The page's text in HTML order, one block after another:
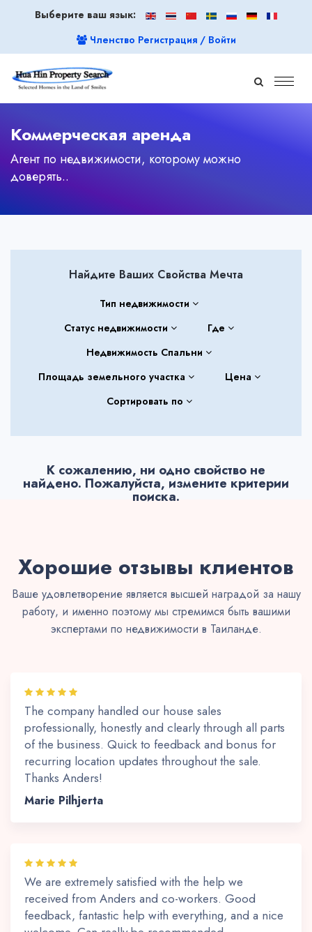
Выберите ваш язык:
Членство Регистрация / Войти
Коммерческая аренда
Агент по недвижимости, которому можно
доверять..
Найдите Ваших Свойства Мечта
Тип недвижимости
Статус недвижимости
Где
Недвижимость Спальни
Площадь земельного участка
Цена
Сортировать по
К сожалению, ни одно свойство не
найдено. Пожалуйста, измените критерии
поиска.
Хорошие отзывы клиентов
Ваше удовлетворение является высшей наградой за нашу
работу, и именно поэтому мы стремимся быть вашими
экспертами по недвижимости в Таиланде.
The company handled our house sales
professionally, honestly and clearly through all parts
of the business. Quick to feedback and bonus for
recurring location updates throughout the sale.
Thanks Anders!
Marie Pilhjerta
We are extremely satisfied with the help we
received from Anders and co-workers. Good
feedback, fantastic help with everything, and a nice